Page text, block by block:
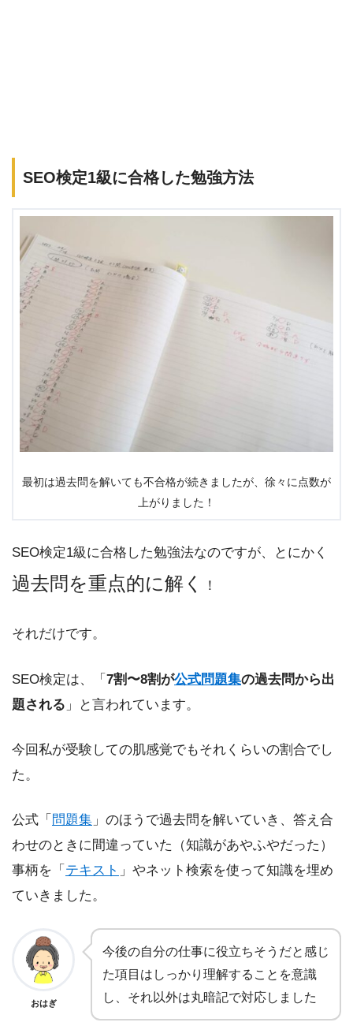
SEO検定1級に合格した勉強方法
最初は過去問を解いても不合格が続きましたが、徐々に点数が
上がりました！
SEO検定1級に合格した勉強法なのですが、とにかく
過去問を重点的に解く ！
それだけです。
SEO検定は、「 7割〜8割が公式問題集の過去問から出
題される 」と言われています。
今回私が受験しての肌感覚でもそれくらいの割合でし
た。
公式「 問題集 」のほうで過去問を解いていき、答え合
わせのときに間違っていた（知識があやふやだった）
事柄を「 テキスト 」やネット検索を使って知識を埋め
ていきました。
おはぎ
今後の自分の仕事に役立ちそうだと感じ
た項目はしっかり理解することを意識
し、それ以外は丸暗記で対応しました